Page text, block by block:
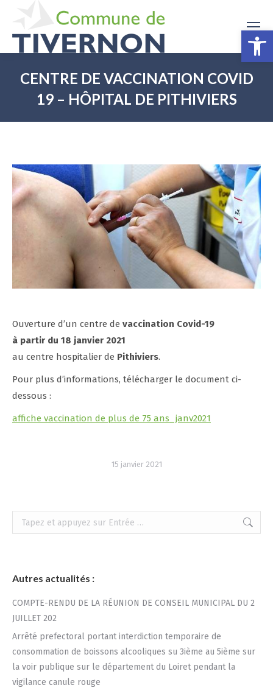
CENTRE DE VACCINATION COVID
19 – HÔPITAL DE PITHIVIERS
Ouverture d’un centre de vaccination Covid-19
à partir du 18 janvier 2021
au centre hospitalier de Pithiviers.
Pour plus d’informations, télécharger le document ci-
dessous :
affiche vaccination de plus de 75 ans_janv2021
15 janvier 2021
Recherche
:
Autres actualités :
COMPTE-RENDU DE LA RÉUNION DE CONSEIL MUNICIPAL DU 2
JUILLET 202
Arrêté prefectoral portant interdiction temporaire de
consommation de boissons alcooliques su 3ième au 5ième sur
la voir publique sur le département du Loiret pendant la
vigilance canule rouge